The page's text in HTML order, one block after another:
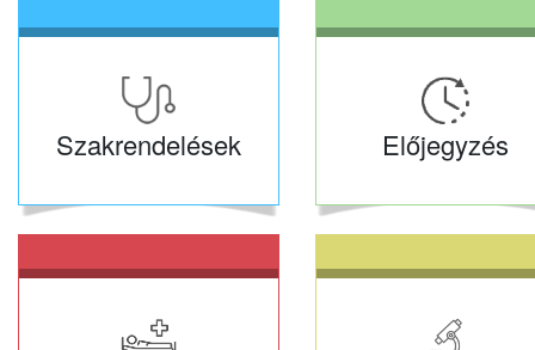
Szakrendelések Előjegyzés